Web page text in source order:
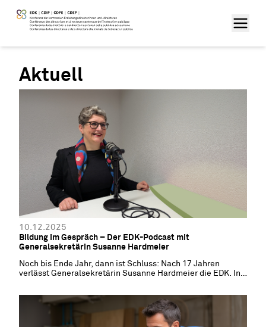
Aktuell
10.12.2025
Bildung im Gespräch – Der EDK-Podcast mit
Generalsekretärin Susanne Hardmeier
Noch bis Ende Jahr, dann ist Schluss: Nach 17 Jahren
verlässt Generalsekretärin Susanne Hardmeier die EDK. In
2026 für sie weitergeht.